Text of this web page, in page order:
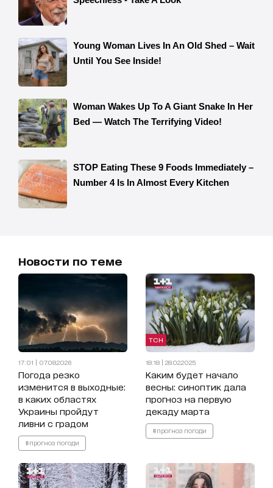
Новости по теме
17:01 | 07.08.2026
Погода резко
изменится в выходные:
в каких областях
Украины пройдут
ливни с градом
#прогноз погоди
ТСН
18:18 | 28.02.2025
Каким будет начало
весны: синоптик дала
прогноз на первую
декаду марта
#прогноз погоди